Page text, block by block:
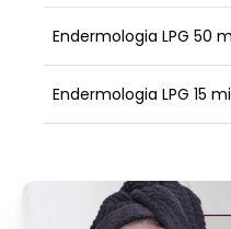
Endermologia LPG 50
Endermologia LPG 15